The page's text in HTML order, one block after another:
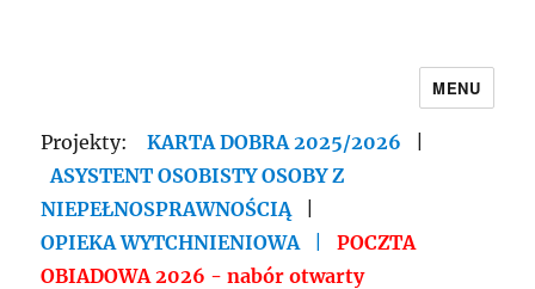
Polski Czerwony Krzyż – Oddział
Rejonowy w Toruniu
MENU
Projekty:KARTA DOBRA 2025/2026
ASYSTENT OSOBISTY OSOBY Z
NIEPEŁNOSPRAWNOŚCIĄ|
OPIEKA WYTCHNIENIOWA|POCZTA
OBIADOWA 2026 - nabór otwarty